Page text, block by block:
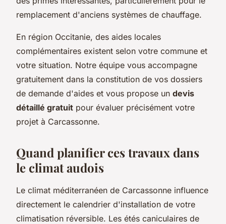
remplacement d'anciens systèmes de chauffage.
En région Occitanie, des aides locales
complémentaires existent selon votre commune et
votre situation. Notre équipe vous accompagne
gratuitement dans la constitution de vos dossiers
de demande d'aides et vous propose un devis
détaillé gratuit pour évaluer précisément votre
projet à Carcassonne.
Quand planifier ces travaux dans
le climat audois
Le climat méditerranéen de Carcassonne influence
directement le calendrier d'installation de votre
climatisation réversible. Les étés caniculaires de